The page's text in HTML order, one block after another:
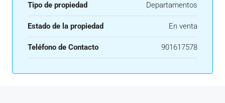
Tipo de propiedad Departamentos
Estado de la propiedad En venta
Teléfono de Contacto 901617578